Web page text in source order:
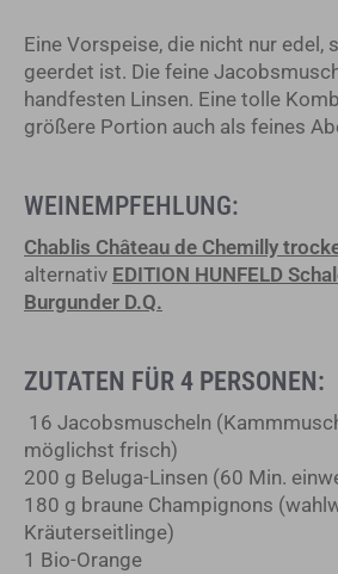
Dezember 09,
Eine Vorspeise, die nicht nur edel,
geerdet ist. Die feine
handfesten Linsen. Eine tolle
größere Portion auch als feines
WEINEMPFEHLUNG:
Chablis Château de Chemilly
alternativ EDITION HUNFELD
Burgunder D.Q.
ZUTATEN FÜR 4 PERSONEN:
16 Jacobsmuscheln
möglichst frisch)
200 g Beluga-Linsen (60 Min.
180 g braune Champignons
Kräuterseitlinge)
1 Bio-Orange